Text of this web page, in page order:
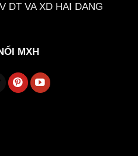
DT VA XD HAI DANG
MXH